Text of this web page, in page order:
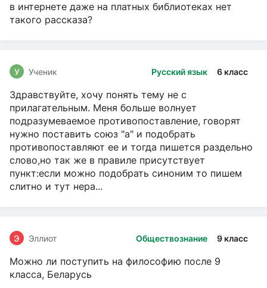
в интернете даже на платных библиотеках нет
такого рассказа?
Русский язык 6 класс
У Ученик
Здравствуйте, хочу понять тему не с
прилагательным. Меня больше волнует
подразумеваемое противопоставление, говорят
нужно поставить союз "а" и подобрать
противопоставляют ее и тогда пишется раздельно
слово,но так же в правиле присутствует
пункт:если можно подобрать синоним то пишем
слитно и тут нера...
Обществознание 9 класс
Э Эллиот
Можно ли поступить на философию после 9
класса, Беларусь